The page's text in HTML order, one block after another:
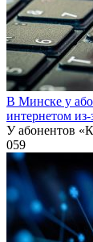
В Минске у
интернетом
У абонентов
059